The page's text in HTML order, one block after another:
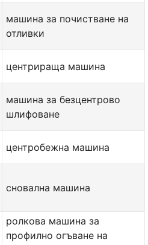
машина за почистване на
отливки
центрираща машина
машина за безцентрово
шлифоване
центробежна машина
сновална машина
ролкова машина за
профилно огъване на